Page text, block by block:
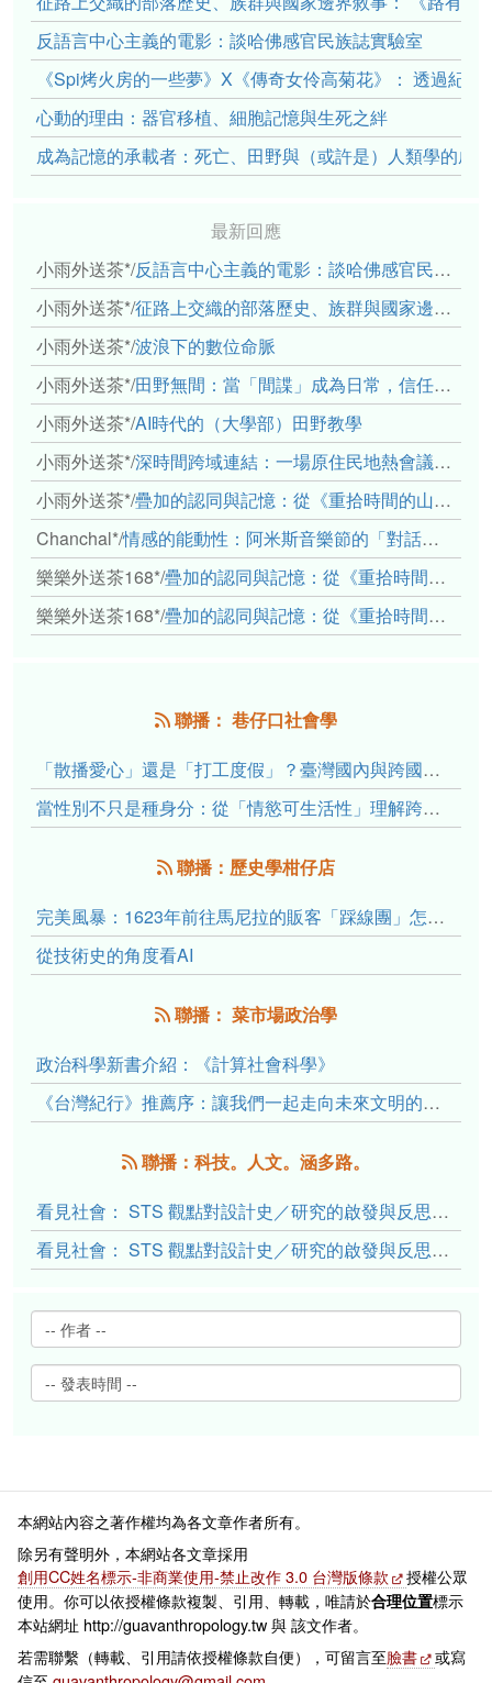
反語言中心主義的電影：談哈佛感官民族誌實驗室
《Spi烤火房的一些夢》X《傳奇女伶高菊花》： 透過紀
心動的理由：器官移植、細胞記憶與生死之絆
成為記憶的承載者：死亡、田野與（或許是）人類學的成
最新回應
小雨外送茶*/反語言中心主義的電影：談哈佛感官民族誌實驗室
小雨外送茶*/征路上交織的部落歷史、族群與國家邊界敘事： 《路有多長》、《高砂的翅膀》、《檔案／李光輝》
小雨外送茶*/波浪下的數位命脈
小雨外送茶*/田野無間：當「間諜」成為日常，信任角力下的情感伏流
小雨外送茶*/AI時代的（大學部）田野教學
小雨外送茶*/深時間跨域連結：一場原住民地熱會議的初步觀察
小雨外送茶*/疊加的認同與記憶：從《重拾時間的山語》探討「我們的」立場性(positionality)
Chanchal*/情感的能動性：阿米斯音樂節的「對話觀察」
樂樂外送茶168*/疊加的認同與記憶：從《重拾時間的山語》探討「我們的」立場性(positionality)
樂樂外送茶168*/疊加的認同與記憶：從《重拾時間的山語》探討「我們的」立場性(positionality)
聯播： 巷仔口社會學
「散播愛心」還是「打工度假」？臺灣國內與跨國捐卵的利他修辭、金錢動機與身體代價
當性別不只是種身分：從「情慾可生活性」理解跨性別者的身體、慾望與認同探索
聯播：歷史學柑仔店
完美風暴：1623年前往馬尼拉的販客「踩線團」怎麼會困死於澎湖?
從技術史的角度看AI
聯播： 菜市場政治學
政治科學新書介紹：《計算社會科學》
《台灣紀行》推薦序：讓我們一起走向未來文明的備忘錄
聯播：科技。人文。涵多路。
看見社會： STS 觀點對設計史／研究的啟發與反思（下）
看見社會： STS 觀點對設計史／研究的啟發與反思（上）
本網站內容之著作權均為各文章作者所有。
除另有聲明外，本網站各文章採用
創用CC姓名標示-非商業使用-禁止改作 3.0 台灣版條款
授權公眾
使用。你可以依授權條款複製、引用、轉載，唯請於合理位置標示
本站網址 http://guavanthropology.tw 與 該文作者。
若需聯繫（轉載、引用請依授權條款自便），可留言至臉書
或寫